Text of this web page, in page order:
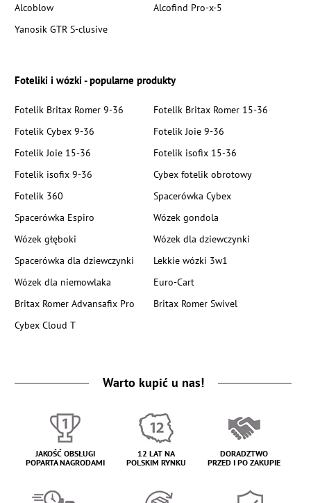
Alcoblow
Alcofind Pro-x-5
Yanosik GTR S-clusive
Foteliki i wózki - popularne produkty
Fotelik Britax Romer 9-36
Fotelik Britax Romer 15-36
Fotelik Cybex 9-36
Fotelik Joie 9-36
Fotelik Joie 15-36
Fotelik isofix 15-36
Fotelik isofix 9-36
Cybex fotelik obrotowy
Fotelik 360
Spacerówka Cybex
Spacerówka Espiro
Wózek gondola
Wózek głęboki
Wózek dla dziewczynki
Spacerówka dla dziewczynki
Lekkie wózki 3w1
Wózek dla niemowlaka
Euro-Cart
Britax Romer Advansafix Pro
Britax Romer Swivel
Cybex Cloud T
Warto kupić u nas!
JAKOŚĆ OBSŁUGI
POPARTA NAGRODAMI
12 LAT NA
POLSKIM RYNKU
DORADZTWO
PRZED I PO ZAKUPIE